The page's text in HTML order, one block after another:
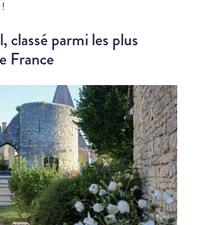
classé parmi les plus
France